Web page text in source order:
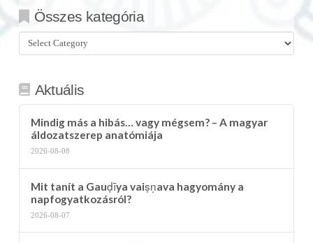
Összes kategória
Összes
kategória
Aktuális
Mindig más a hibás… vagy mégsem? – A magyar
áldozatszerep anatómiája
2026-08-08
Mit tanít a Gauḍīya vaiṣṇava hagyomány a
napfogyatkozásról?
2026-08-07